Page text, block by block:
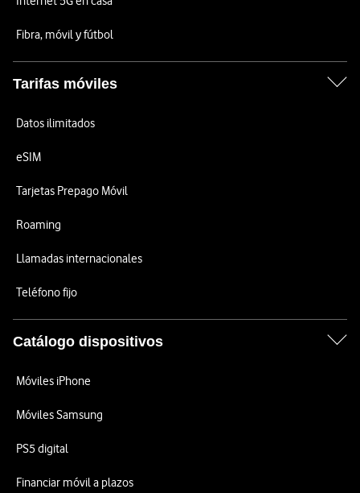
Fibra, móvil y fútbol
Tarifas móviles
Datos ilimitados
eSIM
Tarjetas Prepago Móvil
Roaming
Llamadas internacionales
Teléfono fijo
Catálogo dispositivos
Móviles iPhone
Móviles Samsung
PS5 digital
Financiar móvil a plazos